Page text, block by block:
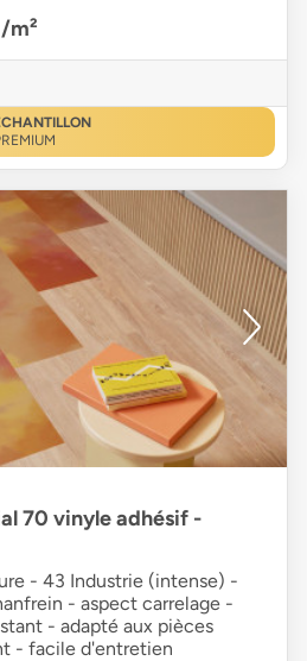
/m²
70 vinyle adhésif -
- 43 Industrie (intense) -
- aspect carrelage -
- adapté aux pièces
- facile d'entretien